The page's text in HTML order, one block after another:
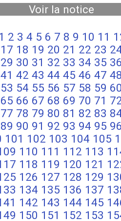
Voir la notice
1 2 3 4 5 6 7 8 9 10 11
17 18 19 20 21 22 23
29 30 31 32 33 34 35
41 42 43 44 45 46 47
53 54 55 56 57 58 59
65 66 67 68 69 70 71
77 78 79 80 81 82 83
89 90 91 92 93 94 95
101 102 103 104 105
110 111 112 113
118 119 120 121
126 127 128 129
134 135 136 137
142 143 144 145
150 151 152 153